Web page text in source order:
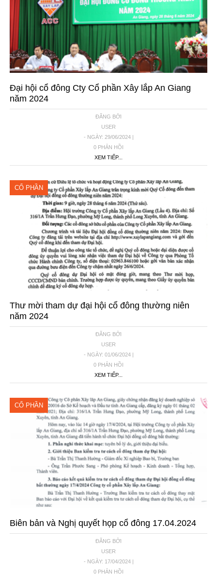
Đại hội cổ đông Cty Cổ phần Xây lắp An Giang
năm 2024
ĐĂNG BỞI
USER
- NGÀY: 29/06/2024 |
0 PHẢN HỒI
XEM TIẾP...
CỔ PHẦN
Thư mời tham dự đại hội cổ đông thường niên
năm 2024
ĐĂNG BỞI
USER
- NGÀY: 01/06/2024 |
0 PHẢN HỒI
XEM TIẾP...
CỔ PHẦN
Biên bản và Nghị quyết họp cổ đông 17.04.2024
ĐĂNG BỞI
USER
- NGÀY: 17/04/2024 |
0 PHẢN HỒI